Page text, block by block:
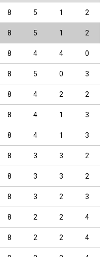
8 5 1 2
8 5 1 2
8 4 4 0
8 5 0 3
8 4 2 2
8 4 1 3
8 4 1 3
8 3 3 2
8 3 3 2
8 3 2 3
8 2 2 4
8 2 2 4